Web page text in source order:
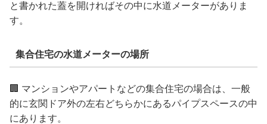
と書かれた蓋を開ければその中に水道メーターがありま
す。
集合住宅の水道メーターの場所
🏢 マンションやアパートなどの集合住宅の場合は、一般
的に玄関ドア外の左右どちらかにあるパイプスペースの中
にあります。